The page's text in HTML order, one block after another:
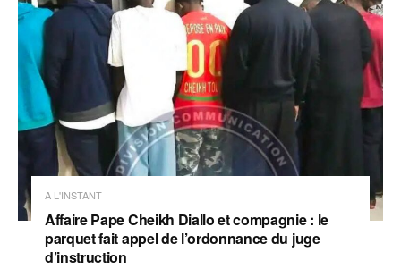
A L'INSTANT
Affaire Pape Cheikh Diallo et compagnie : le
parquet fait appel de l’ordonnance du juge
d’instruction